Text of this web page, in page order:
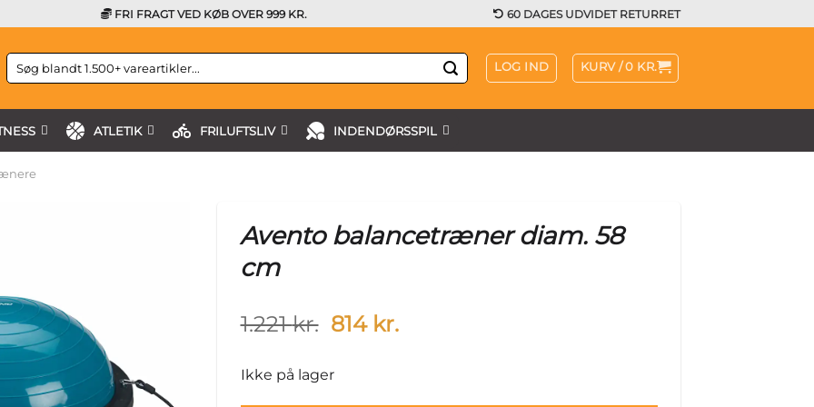
FRI FRAGT VED KØB OVER 999 KR. 60 DAGES UDVIDET RETURRET
Søg
efter:
LOG IND KURV /0 KR.
ATLETIK FRILUFTSLIV INDENDØRSSPIL
Avento balancetræner diam. 58
cm
1.221kr. Original
was:
1.221 kr..
814 kr.Current
Ikke på lager